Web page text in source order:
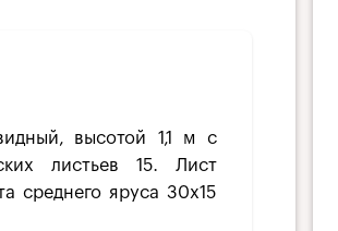
высотой 1,1 м с
листьев 15. Лист
среднего яруса 30х15